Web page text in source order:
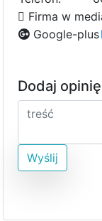
Firma w
Google-plus
Dodaj
Wyślij